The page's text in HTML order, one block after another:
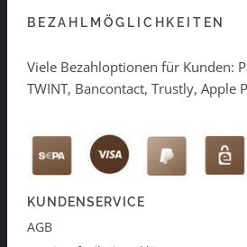
BEZAHLMÖGLICHKEITEN
Viele Bezahloptionen für Kunden:
TWINT, Bancontact, Trustly, Apple
KUNDENSERVICE
AGB